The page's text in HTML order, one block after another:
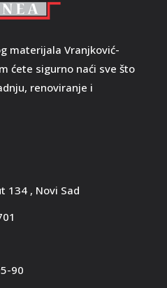
materijala Vranjković-
ćete sigurno naći sve što
renoviranje i
134 , Novi Sad
90